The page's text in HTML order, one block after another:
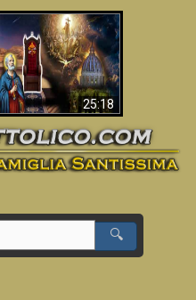
25:18
La Bibbia ha previsto
70 anni senza Papa?
🔍